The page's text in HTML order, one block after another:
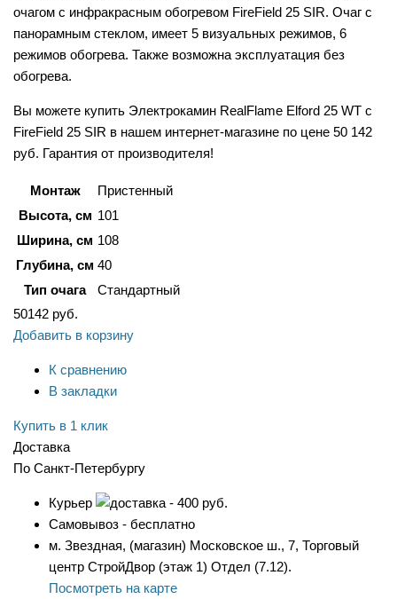
очагом с инфракрасным обогревом FireField 25 SIR. Очаг с
панорамным стеклом, имеет 5 визуальных режимов, 6
режимов обогрева. Также возможна эксплуатация без
обогрева.
Вы можете купить Электрокамин RealFlame Elford 25 WT с
FireField 25 SIR в нашем интернет-магазине по цене 50 142
руб. Гарантия от производителя!
Монтаж
Пристенный
Высота, см 101
Ширина, см 108
Глубина, см 40
Тип очага
Стандартный
50142 руб.
Добавить в корзину
К сравнению
В закладки
Купить в 1 клик
Доставка
По Санкт-Петербургу
Курьер
- 400 руб.
Самовывоз - бесплатно
м. Звездная, (магазин) Московское ш., 7, Торговый
центр СтройДвор (этаж 1) Отдел (7.12).
Посмотреть на карте